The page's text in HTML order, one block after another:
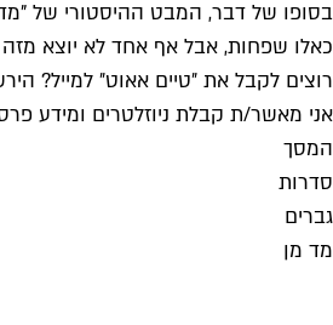
בסופו של דבר, המבט ההיסטורי של "מד
כאלו שפחות, אבל אף אחד לא יוצא מזה
רוצים לקבל את ״טיים אאוט״ למייל?
אני מאשר/ת קבלת ניוזלטרים ומידע
המסך
סדרות
גברים
מד מן